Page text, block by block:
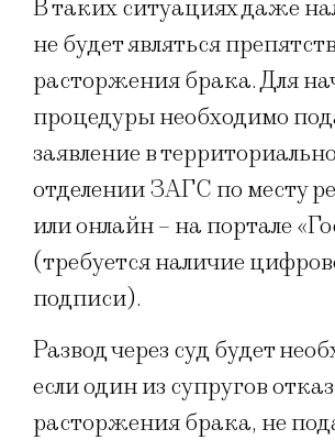
В таких ситуациях даже
не будет являться
расторжения брака. Для
процедуры необходимо
заявление в
отделении ЗАГС по месту
или онлайн – на портале
(требуется наличие
подписи).
Развод через суд будет
если один из супругов
расторжения брака, не